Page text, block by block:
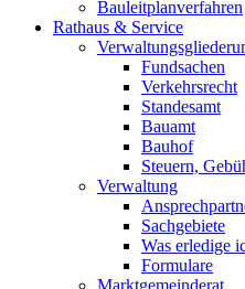
Bauleitplanverfahren
Rathaus & Service
Fundsachen
Verkehrsrecht
Standesamt
Bauamt
Bauhof
Steuern,
Verwaltung
Sachgebiete
Was erledige
Formulare
Marktgemeinderat